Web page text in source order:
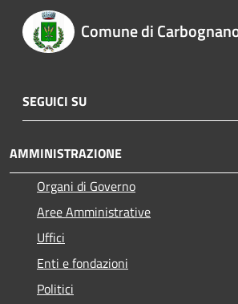
Comune di
SEGUICI SU
AMMINISTRAZIONE
Organi di Governo
Aree Amministrative
Uffici
Enti e fondazioni
Politici